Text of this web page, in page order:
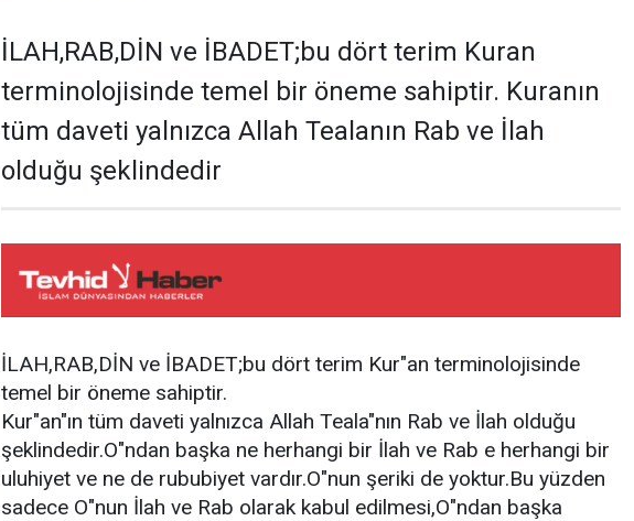
İLAH,RAB,DİN ve İBADET;bu dört terim Kuran
terminolojisinde temel bir öneme sahiptir. Kuranın
tüm daveti yalnızca Allah Tealanın Rab ve İlah
olduğu şeklindedir
İLAH,RAB,DİN ve İBADET;bu dört terim Kur"an terminolojisinde
temel bir öneme sahiptir.
Kur"an"ın tüm daveti yalnızca Allah Teala"nın Rab ve İlah olduğu
şeklindedir.O"ndan başka ne herhangi bir İlah ve Rab e herhangi bir
uluhiyet ve ne de rububiyet vardır.O"nun şeriki de yoktur.Bu yüzden
sadece O"nun İlah ve Rab olarak kabul edilmesi,O"ndan başka